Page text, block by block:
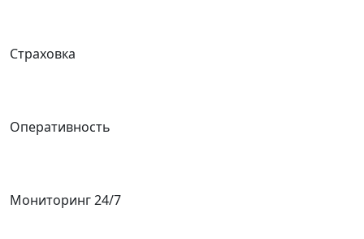
Страховка
Оперативность
Мониторинг 24/7